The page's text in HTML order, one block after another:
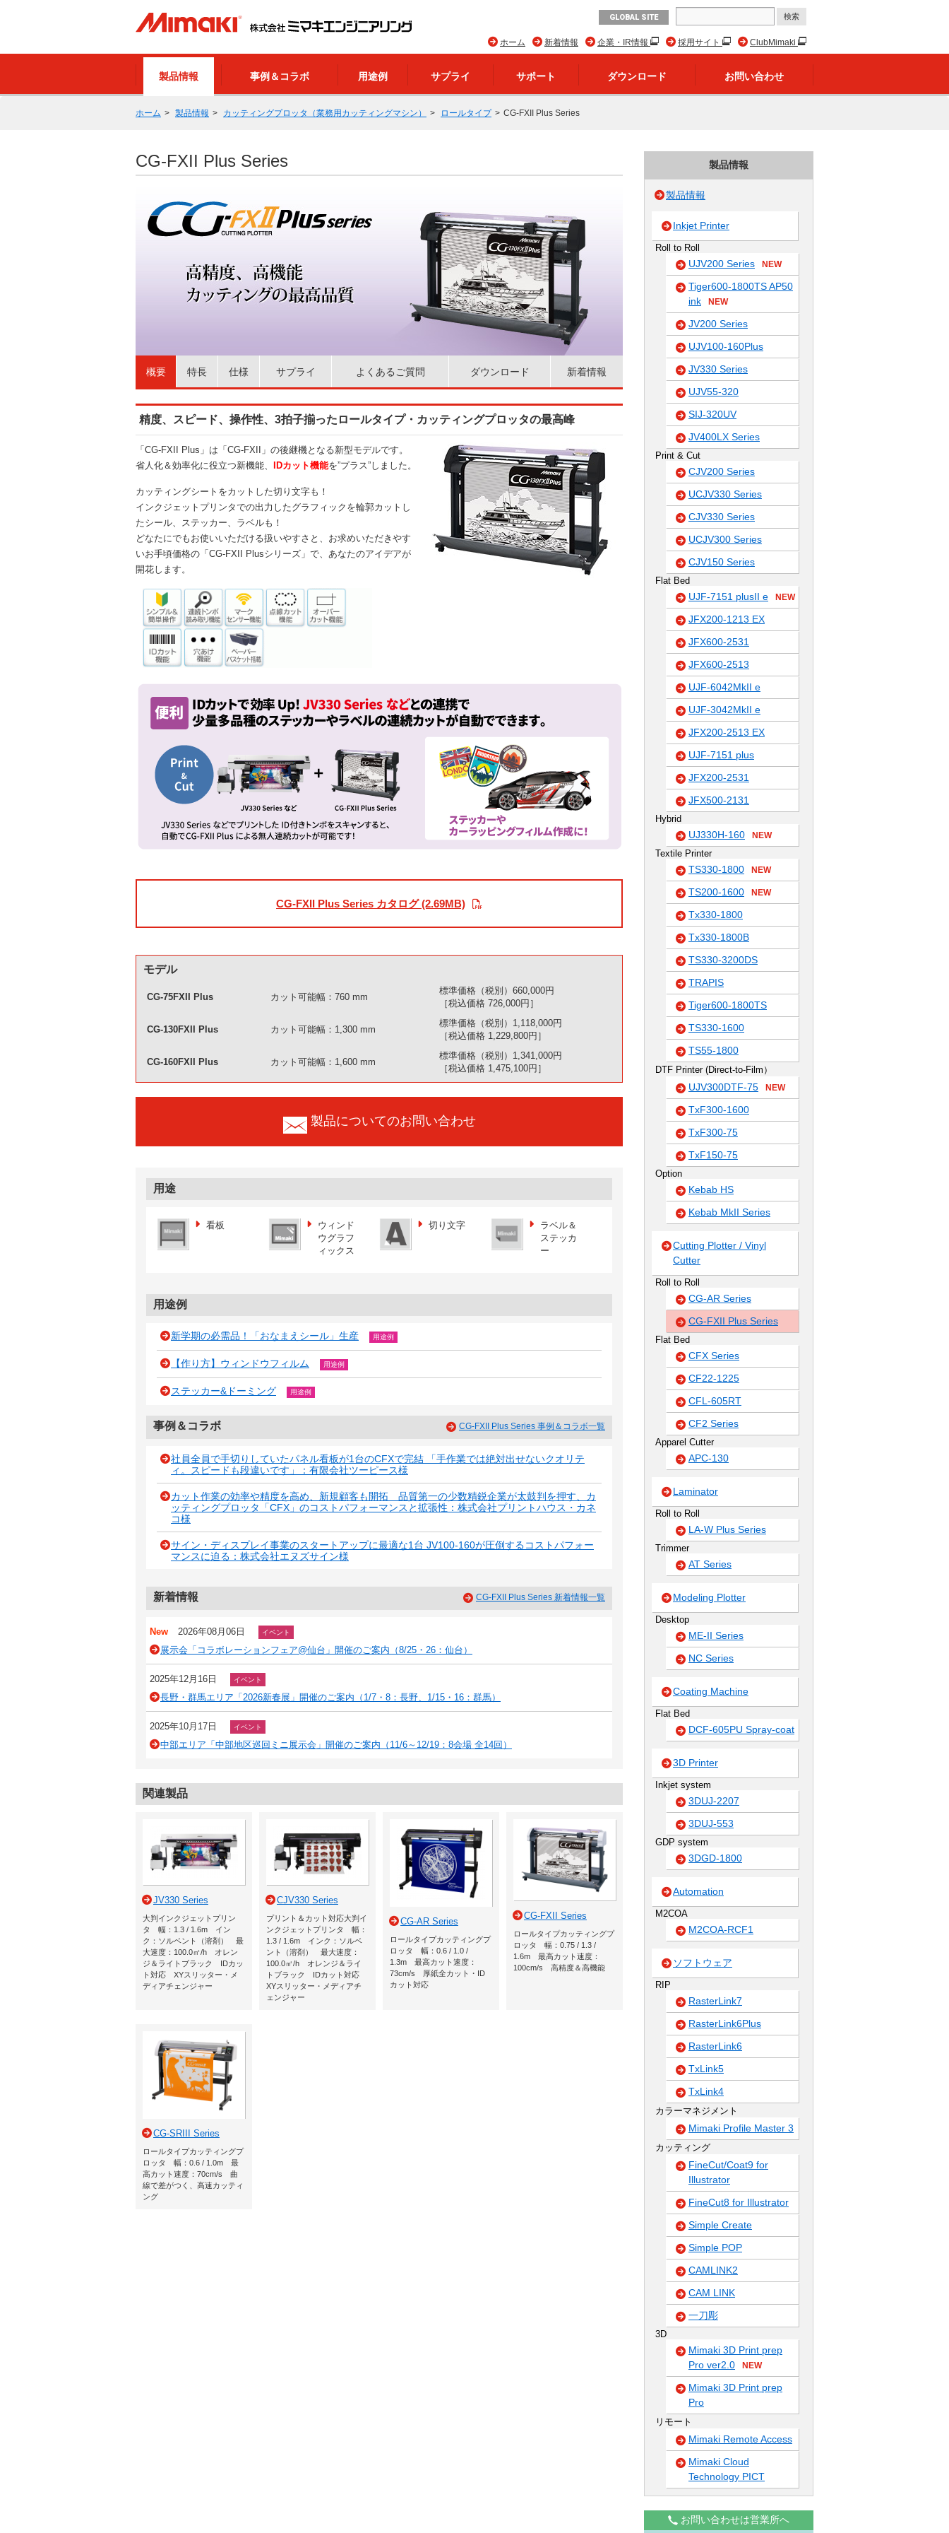
GLOBAL SITE
ClubMimaki
採用サイト
企業・IR情報
新着情報
ホーム
製品情報 事例＆コラボ 用途例 サプライ サポート ダウンロード お問い合わせ
ホーム 製品情報 カッティングプロッタ（業務用カッティングマシン） ロールタイプ CG-FXII Plus Series
CG-FXII Plus Series
概要 特長 仕様 サプライ よくあるご質問 ダウンロード 新着情報
精度、スピード、操作性、3拍子揃ったロールタイプ・カッティングプロッタの最高峰
「CG-FXII Plus」は「CG-FXII」の後継機となる新型モデルです。
省人化＆効率化に役立つ新機能、
IDカット機能を”プラス”しました。
カッティングシートをカットした切り文字も！
インクジェットプリンタでの出力したグラフィックを輪郭カットし
たシール、ステッカー、ラベルも！
どなたにでもお使いいただける扱いやすさと、お求めいただきやす
いお手頃価格の「CG-FXII Plusシリーズ」で、あなたのアイデアが
開花します。
CG-FXII Plus Series カタログ (2.69MB)
モデル
CG-75FXII Plus カット可能幅：760 mm
標準価格（税別）660,000円
［税込価格 726,000円］
CG-130FXII Plus カット可能幅：1,300 mm
標準価格（税別）1,118,000円
［税込価格 1,229,800円］
CG-160FXII Plus カット可能幅：1,600 mm
標準価格（税別）1,341,000円
［税込価格 1,475,100円］
製品についてのお問い合わせ
用途
看板
ウィンド
ウグラフ
ィックス
切り文字
ラベル＆
ステッカ
ー
用途例
新学期の必需品！「おなまえシール」生産 用途例
【作り方】ウィンドウフィルム 用途例
ステッカー&ドーミング 用途例
事例＆コラボ CG-FXII Plus Series 事例＆コラボ一覧
社員全員で手切りしていたパネル看板が1台のCFXで完結 「手作業では絶対出せないクオリテ
ィ。スピードも段違いです」：有限会社ツーピース様
カット作業の効率や精度を高め、新規顧客も開拓 品質第一の少数精鋭企業が太鼓判を押す、カ
ッティングプロッタ「CFX」のコストパフォーマンスと拡張性：株式会社プリントハウス・カネ
コ様
サイン・ディスプレイ事業のスタートアップに最適な1台 JV100-160が圧倒するコストパフォー
マンスに迫る：株式会社エヌズサイン様
新着情報 CG-FXII Plus Series 新着情報一覧
New 2026年08月06日 イベント
展示会「コラボレーションフェア@仙台」開催のご案内（8/25・26：仙台）
2025年12月16日 イベント
長野・群馬エリア「2026新春展」開催のご案内（1/7・8：長野、1/15・16：群馬）
2025年10月17日 イベント
中部エリア「中部地区巡回ミニ展示会」開催のご案内（11/6～12/19：8会場 全14回）
関連製品
JV330 Series
大判インクジェットプリン
タ 幅：1.3 / 1.6m イン
ク：ソルベント（溶剤） 最
大速度：100.0㎡/h オレン
ジ＆ライトブラック IDカッ
ト対応 XYスリッター・メ
ディアチェンジャー
CJV330 Series
プリント＆カット対応大判イ
ンクジェットプリンタ 幅：
1.3 / 1.6m インク：ソルベ
ント（溶剤） 最大速度：
100.0㎡/h オレンジ＆ライ
トブラック IDカット対応
XYスリッター・メディアチ
ェンジャー
CG-AR Series
ロールタイプカッティングプ
ロッタ 幅：0.6 / 1.0 /
1.3m 最高カット速度：
73cm/s 厚紙全カット・ID
カット対応
CG-FXII Series
ロールタイプカッティングプ
ロッタ 幅：0.75 / 1.3 /
1.6m 最高カット速度：
100cm/s 高精度＆高機能
CG-SRIII Series
ロールタイプカッティングプ
ロッタ 幅：0.6 / 1.0m 最
高カット速度：70cm/s 曲
線で差がつく、高速カッティ
ング
製品情報
製品情報
Inkjet Printer
Roll to Roll
UJV200 Series NEW
Tiger600-1800TS AP50
ink
NEW
JV200 Series
UJV100-160Plus
JV330 Series
UJV55-320
SIJ-320UV
JV400LX Series
Print & Cut
CJV200 Series
UCJV330 Series
CJV330 Series
UCJV300 Series
CJV150 Series
Flat Bed
UJF-7151 plusII e NEW
JFX200-1213 EX
JFX600-2531
JFX600-2513
UJF-6042MkII e
UJF-3042MkII e
JFX200-2513 EX
UJF-7151 plus
JFX200-2531
JFX500-2131
Hybrid
UJ330H-160 NEW
Textile Printer
TS330-1800 NEW
TS200-1600 NEW
Tx330-1800
Tx330-1800B
TS330-3200DS
TRAPIS
Tiger600-1800TS
TS330-1600
TS55-1800
DTF Printer (Direct-to-Film）
UJV300DTF-75 NEW
TxF300-1600
TxF300-75
TxF150-75
Option
Kebab HS
Kebab MkII Series
Cutting Plotter / Vinyl
Cutter
Roll to Roll
CG-AR Series
CG-FXII Plus Series
Flat Bed
CFX Series
CF22-1225
CFL-605RT
CF2 Series
Apparel Cutter
APC-130
Laminator
Roll to Roll
LA-W Plus Series
Trimmer
AT Series
Modeling Plotter
Desktop
ME-II Series
NC Series
Coating Machine
Flat Bed
DCF-605PU Spray-coat
3D Printer
Inkjet system
3DUJ-2207
3DUJ-553
GDP system
3DGD-1800
Automation
M2COA
M2COA-RCF1
ソフトウェア
RIP
RasterLink7
RasterLink6Plus
RasterLink6
TxLink5
TxLink4
カラーマネジメント
Mimaki Profile Master 3
カッティング
FineCut/Coat9 for
Illustrator
FineCut8 for Illustrator
Simple Create
Simple POP
CAMLINK2
CAM LINK
一刀彫
3D
Mimaki 3D Print prep
Pro ver2.0
NEW
Mimaki 3D Print prep
Pro
リモート
Mimaki Remote Access
Mimaki Cloud
Technology PICT
お問い合わせは営業所へ